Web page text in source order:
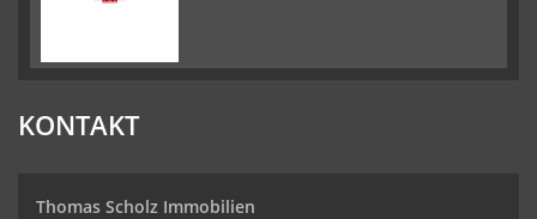
KONTAKT
Thomas Scholz Immobilien